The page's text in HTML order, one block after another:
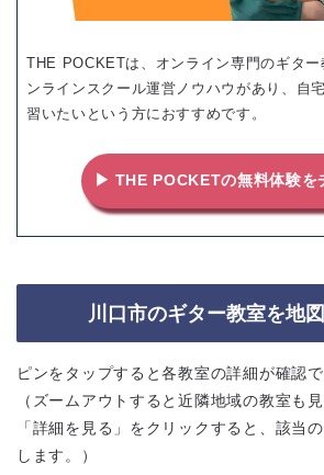
THE POCKETは、オンライン専門のギタ
ンラインスクール運営ノウハウがあり、自
習いたいという方におすすめです。
▶ THE POCKETの無料体験を
川口市のギター教室を地
ピンをタップすると各教室の詳細が確認で
（ズームアウトすると近隣地域の教室も
「詳細を見る」をクリックすると、該当
します。）